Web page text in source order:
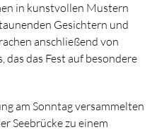
in kunstvollen Mustern
Gesichtern und
anschließend von
das das Fest auf besondere
am Sonntag versammelten
Seebrücke zu einem